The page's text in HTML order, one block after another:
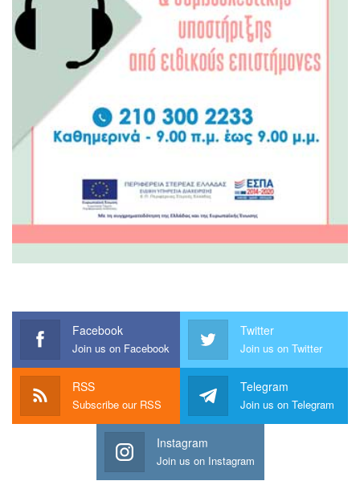
Facebook
Join us on Facebook
Twitter
Join us on Twitter
RSS
Subscribe our RSS
Telegram
Join us on Telegram
Instagram
Join us on Instagram